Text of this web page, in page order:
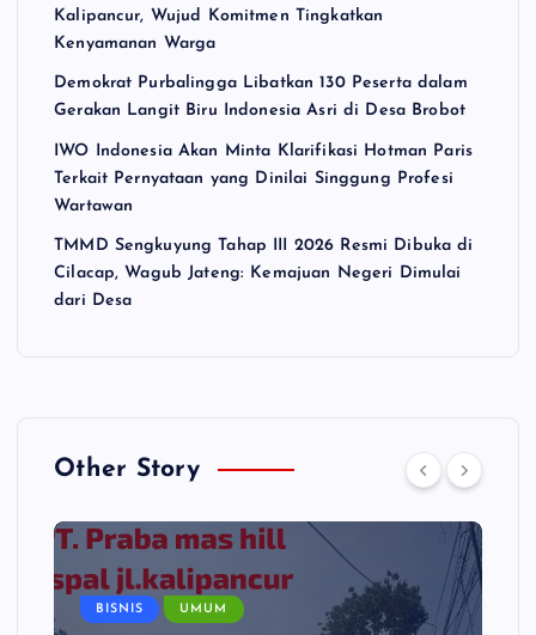
Kalipancur, Wujud Komitmen Tingkatkan
Kenyamanan Warga
Demokrat Purbalingga Libatkan 130 Peserta dalam
Gerakan Langit Biru Indonesia Asri di Desa Brobot
IWO Indonesia Akan Minta Klarifikasi Hotman Paris
Terkait Pernyataan yang Dinilai Singgung Profesi
Wartawan
TMMD Sengkuyung Tahap III 2026 Resmi Dibuka di
Cilacap, Wagub Jateng: Kemajuan Negeri Dimulai
dari Desa
Other Story
BISNIS UMUM